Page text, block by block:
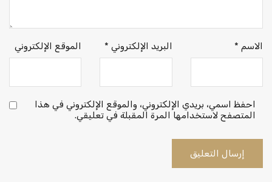
الاسم * البريد الإلكتروني * الموقع الإلكتروني
احفظ اسمي، بريدي الإلكتروني، والموقع الإلكتروني في هذا
المتصفح لاستخدامها المرة المقبلة في تعليقي.